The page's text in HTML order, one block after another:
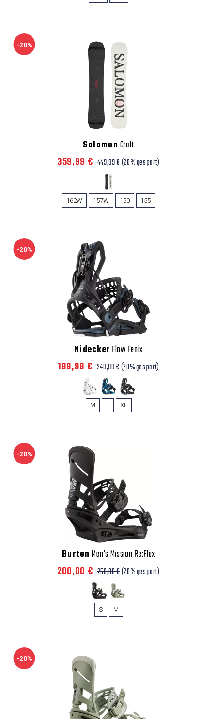
-20%
Salomon Craft
359,99 € 449,99 €(20% gespart)
162W 157W 150 155
-20%
Nidecker Flow Fenix
199,99 € 249,99 €(20% gespart)
M L XL
-20%
Burton Men's Mission Re:Flex
200,00 € 250,00 €(20% gespart)
S M
-20%